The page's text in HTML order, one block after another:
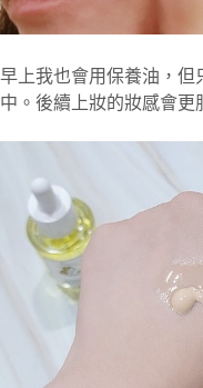
早上我也會用保養油，但
中。後續上妝的妝感會更